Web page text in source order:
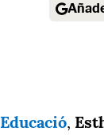
Educació,